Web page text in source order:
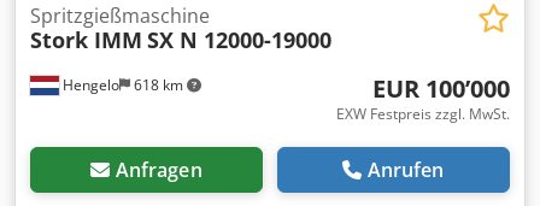
Hengelo 618 km
Spritzgießmaschine
Stork IMM SX N 12000-19000
EUR 100’000
EXW Festpreis zzgl. MwSt.
Anfragen Anrufen